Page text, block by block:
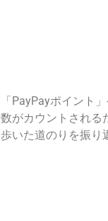
PayPayポイント
がカウントされ
いた道のりを振り